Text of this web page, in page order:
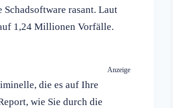
rasant. Laut
1,24 Millionen Vorfälle.
Anzeige
die es auf Ihre
wie Sie durch die